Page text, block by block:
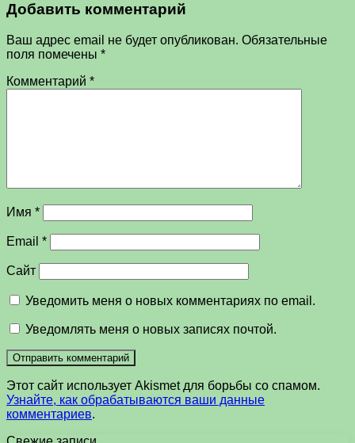
Добавить комментарий
Ваш адрес email не будет опубликован. Обязательные
поля помечены *
Комментарий *
Имя *
Email *
Сайт
Уведомить меня о новых комментариях по email.
Уведомлять меня о новых записях почтой.
Этот сайт использует Akismet для борьбы со спамом.
Узнайте, как обрабатываются ваши данные
комментариев.